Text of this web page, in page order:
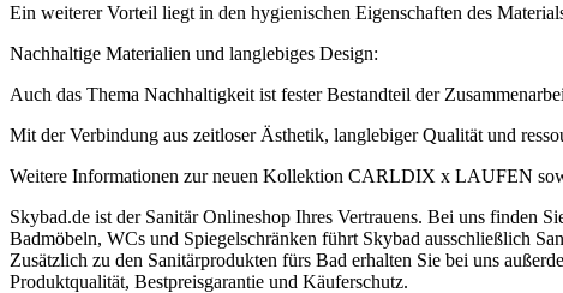
Ein weiterer Vorteil liegt in den hygienischen Eigenschaften des
Nachhaltige Materialien und langlebiges Design:
Auch das Thema Nachhaltigkeit ist fester Bestandteil der
Mit der Verbindung aus zeitloser Ästhetik, langlebiger Qualität und
Weitere Informationen zur neuen Kollektion CARLDIX x LAUFEN
Skybad.de ist der Sanitär Onlineshop Ihres Vertrauens. Bei uns finden
Badmöbeln, WCs und Spiegelschränken führt Skybad ausschließlich
Zusätzlich zu den Sanitärprodukten fürs Bad erhalten Sie bei uns
Produktqualität, Bestpreisgarantie und Käuferschutz.